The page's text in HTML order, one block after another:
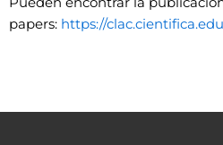
papers: https://